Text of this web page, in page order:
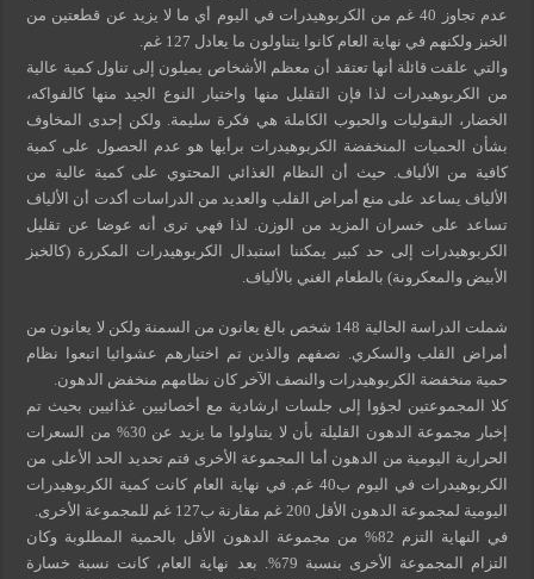
عدم تجاوز 40 غم من الكربوهيدرات في اليوم أي ما لا يزيد عن قطعتين من
الخبز ولكنهم في نهاية العام كانوا يتناولون ما يعادل 127 غم.
والتي علقت قائلة أنها تعتقد أن معظم الأشخاص يميلون إلى تناول كمية عالية
من الكربوهيدرات لذا فإن التقليل منها واختيار النوع الجيد منها كالفواكه،
الخضار، البقوليات والحبوب الكاملة هي فكرة سليمة. ولكن إحدى المخاوف
بشأن الحميات المنخفضة الكربوهيدرات برأيها هو عدم الحصول على كمية
كافية من الألياف. حيث أن النظام الغذائي المحتوي على كمية عالية من
الألياف يساعد على منع أمراض القلب والعديد من الدراسات أكدت أن الألياف
تساعد على خسران المزيد من الوزن. لذا فهي ترى أنه عوضا عن تقليل
الكربوهيدرات إلى حد كبير يمكننا استبدال الكربوهيدرات المكررة (كالخبز
الأبيض والمعكرونة) بالطعام الغني بالألياف.
شملت الدراسة الحالية 148 شخص بالغ يعانون من السمنة ولكن لا يعانون من
أمراض القلب والسكري. نصفهم والذين تم اختيارهم عشوائيا اتبعوا نظام
حمية منخفضة الكربوهيدرات والنصف الآخر كان نظامهم منخفض الدهون.
كلا المجموعتين لجؤوا إلى جلسات ارشادية مع أخصائيين غذائيين بحيث تم
إخبار مجموعة الدهون القليلة بأن لا يتناولوا ما يزيد عن 30% من السعرات
الحرارية اليومية من الدهون أما المجموعة الأخرى فتم تحديد الحد الأعلى من
الكربوهيدرات في اليوم ب40 غم. في نهاية العام كانت كمية الكربوهيدرات
اليومية لمجموعة الدهون الأقل 200 غم مقارنة ب127 غم للمجموعة الأخرى.
في النهاية التزم 82% من مجموعة الدهون الأقل بالحمية المطلوبة وكان
التزام المجموعة الأخرى بنسبة 79%. بعد نهاية العام، كانت نسبة خسارة